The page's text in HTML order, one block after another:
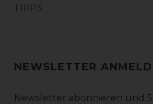
TIPPS
NEWSLETTER
Newsletter abonnieren und